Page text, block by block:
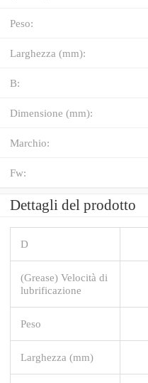
Peso:
Larghezza (mm):
B:
Dimensione (mm):
Marchio:
Fw:
Dettagli del prodotto
D
(Grease) Velocità di
lubrificazione
Peso
Larghezza (mm)